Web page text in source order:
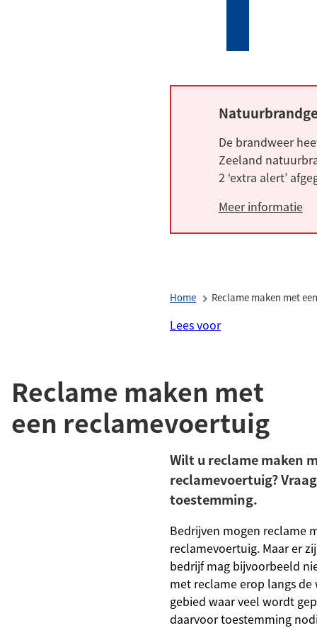
externe
Alarm:
De brandweer
Zeeland
2 ‘extra alert’
Meer informatie
Home Reclame maken met
Lees voor
Reclame maken met
een reclamevoertuig
Wilt u reclame maken
reclamevoertuig?
toestemming.
Bedrijven mogen reclame
reclamevoertuig. Maar er
bedrijf mag bijvoorbeeld
met reclame erop langs
gebied waar veel wordt
daarvoor toestemming